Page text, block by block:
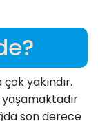
yakındır.
yaşamaktadır
son derece